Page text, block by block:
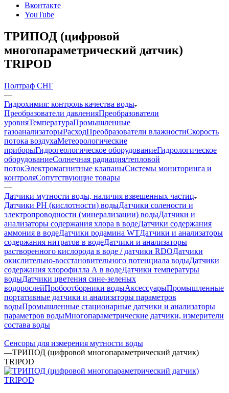
Вконтакте
YouTube
ТРИПОД (цифровой
многопараметрический датчик)
TRIPOD
Полтраф СНГ
—
Гидрохимия: контроль качества воды
Преобразователи давленияПреобразователи
уровняТемператураПромышленные
газоанализаторыРасходПреобразователи влажностиСкорость
потока воздухаМетеорологические
приборыГидрогеологическое оборудованиеГидрологическое
оборудованиеСолнечная радиация/тепловой
потокЭлектромагнитные клапаныСистемы мониторинга и
контроляСопутствующие товары
—
Датчики мутности воды, наличия взвешенных частиц
Датчики PH (кислотности) водыДатчики солености и
электропроводности (минерализации) водыДатчики и
анализаторы содержания хлора в водеДатчики содержания
аммония в водеДатчики родамина WTДатчики и анализаторы
содержания нитратов в водеДатчики и анализаторы
растворенного кислорода в воде / датчики RDOДатчики
окислительно-восстановительного потенциала водыДатчики
содержания хлорофилла А в водеДатчики температуры
водыДатчики цветения сине-зеленых
водорослейПробоотборники водыАксессуарыПромышленные
портативные датчики и анализаторы параметров
водыПромышленные стационарные датчики и анализаторы
параметров водыМногопараметрические датчики, измерители
состава воды
—
Сенсоры для измерения мутности воды
—ТРИПОД (цифровой многопараметрический датчик)
TRIPOD